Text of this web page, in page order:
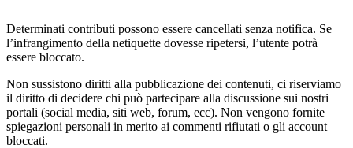
Determinati contributi possono essere cancellati senza notifica. Se
l’infrangimento della netiquette dovesse ripetersi, l’utente potrà
essere bloccato.
Non sussistono diritti alla pubblicazione dei contenuti, ci riserviamo
il diritto di decidere chi può partecipare alla discussione sui nostri
portali (social media, siti web, forum, ecc). Non vengono fornite
spiegazioni personali in merito ai commenti rifiutati o gli account
bloccati.